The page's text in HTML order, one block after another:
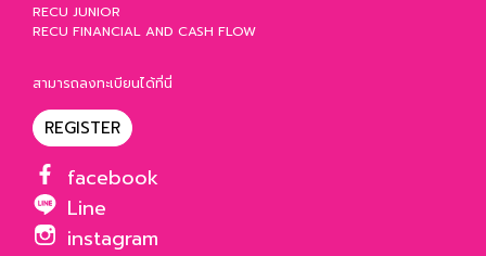
RECU JUNIOR
RECU FINANCIAL AND CASH FLOW
สามารถลงทะเบียนได้ที่นี่
REGISTER
facebook
Line
instagram